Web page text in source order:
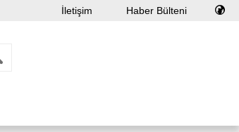
İletişim Haber Bülteni